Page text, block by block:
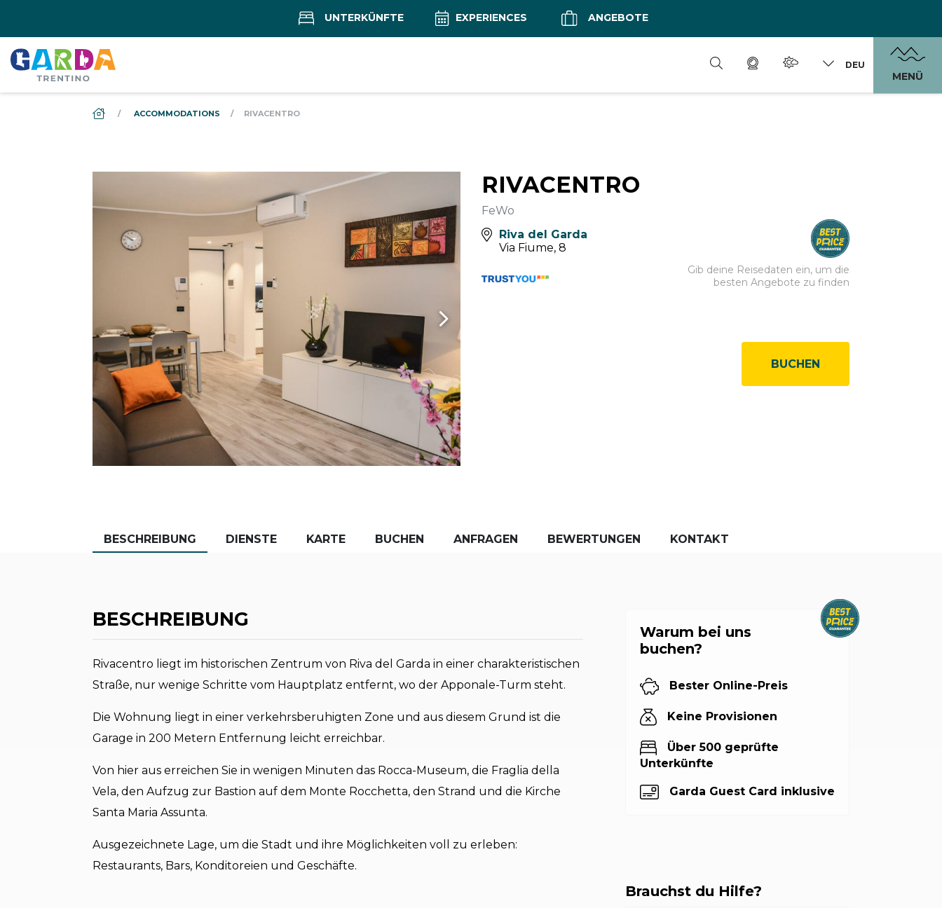
UNTERKÜNFTE EXPERIENCES ANGEBOTE
DEU
MENÜ
DS_BREADCRUMB.HOME
ACCOMMODATIONS RIVACENTRO
RIVACENTRO
FeWo
Riva del Garda
Via Fiume, 8
Gib deine Reisedaten ein, um die
besten Angebote zu finden
BUCHEN
BESCHREIBUNG DIENSTE KARTE BUCHEN ANFRAGEN BEWERTUNGEN KONTAKT
BESCHREIBUNG
Rivacentro liegt im historischen Zentrum von Riva del Garda in einer charakteristischen
Straße, nur wenige Schritte vom Hauptplatz entfernt, wo der Apponale-Turm steht.
Die Wohnung liegt in einer verkehrsberuhigten Zone und aus diesem Grund ist die
Garage in 200 Metern Entfernung leicht erreichbar.
Von hier aus erreichen Sie in wenigen Minuten das Rocca-Museum, die Fraglia della
Vela, den Aufzug zur Bastion auf dem Monte Rocchetta, den Strand und die Kirche
Santa Maria Assunta.
Ausgezeichnete Lage, um die Stadt und ihre Möglichkeiten voll zu erleben:
Restaurants, Bars, Konditoreien und Geschäfte.
Warum bei uns
buchen?
Bester Online-Preis
Keine Provisionen
Über 500 geprüfte
Unterkünfte
Garda Guest Card inklusive
Brauchst du Hilfe?